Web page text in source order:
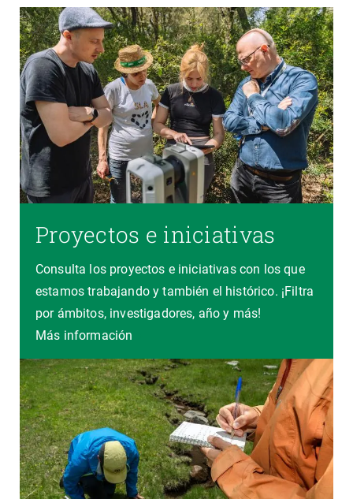
Proyectos e iniciativas
Consulta los proyectos e iniciativas con los que
estamos trabajando y también el histórico. ¡Filtra
por ámbitos, investigadores, año y más!
Más información